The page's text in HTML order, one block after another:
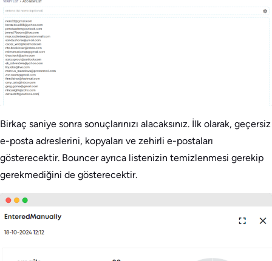
Birkaç saniye sonra sonuçlarınızı alacaksınız. İlk olarak, geçersiz
e-posta adreslerini, kopyaları ve zehirli e-postaları
gösterecektir. Bouncer ayrıca listenizin temizlenmesi gerekip
gerekmediğini de gösterecektir.